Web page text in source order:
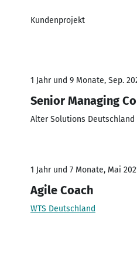
Kundenprojekt
1 Jahr und 9 Monate, Sep.
Senior Managing
Alter Solutions Deutschland
1 Jahr und 7 Monate, Mai
Agile Coach
WTS Deutschland